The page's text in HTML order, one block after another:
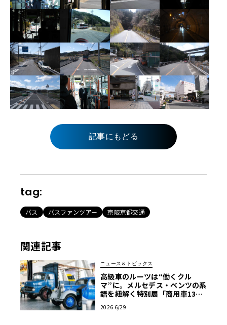
記事にもどる
tag:
バス バスファンツアー 京阪京都交通
関連記事
ニュース＆トピックス
高級車のルーツは“働くクル
マ”に。メルセデス・ベンツの系
譜を紐解く特別展「商用車130
2026 6/29